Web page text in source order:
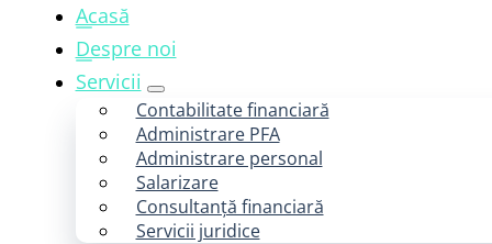
Acasă
Despre noi
Servicii
Contabilitate financiară
Administrare PFA
Administrare personal
Salarizare
Consultanță financiară
Servicii juridice